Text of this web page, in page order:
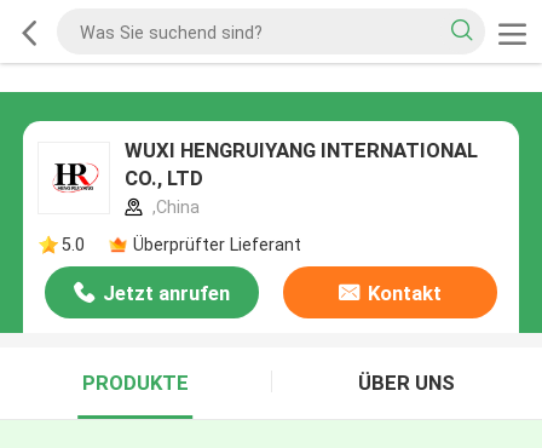
WUXI HENGRUIYANG INTERNATIONAL
CO., LTD
,China
5.0
Überprüfter Lieferant
Jetzt anrufen Kontakt
PRODUKTE ÜBER UNS